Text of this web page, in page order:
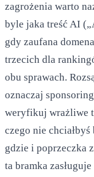
zagrożenia warto
byle jaka treść AI
gdy zaufana
trzecich dla
obu sprawach.
oznaczaj
weryfikuj wrażliwe
czego nie
gdzie i poprzeczka
ta bramka